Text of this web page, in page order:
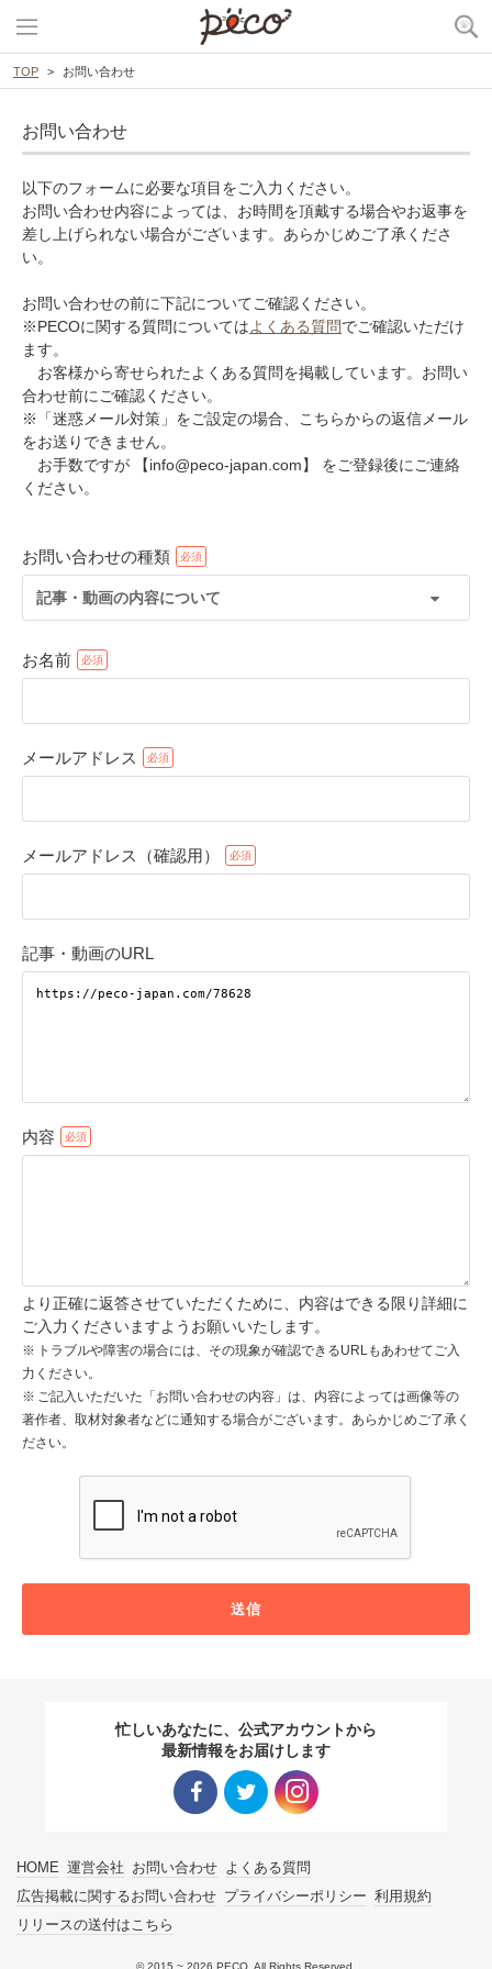
TOP お問い合わせ
お問い合わせ
以下のフォームに必要な項目をご入力ください。
お問い合わせ内容によっては、お時間を頂戴する場合やお返事を
差し上げられない場合がございます。あらかじめご了承くださ
い。
お問い合わせの前に下記についてご確認ください。
※PECOに関する質問についてはよくある質問でご確認いただけ
ます。
お客様から寄せられたよくある質問を掲載しています。お問い
合わせ前にご確認ください。
※「迷惑メール対策」をご設定の場合、こちらからの返信メール
をお送りできません。
お手数ですが 【info@peco-japan.com】 をご登録後にご連絡
ください。
お問い合わせの種類
記事・動画の内容について
お名前
メールアドレス
メールアドレス（確認用）
記事・動画のURL
内容
より正確に返答させていただくために、内容はできる限り詳細に
ご入力くださいますようお願いいたします。
トラブルや障害の場合には、その現象が確認できるURLもあわせてご入
力ください。
ご記入いただいた「お問い合わせの内容」は、内容によっては画像等の
著作者、取材対象者などに通知する場合がございます。あらかじめご了承く
ださい。
送信
忙しいあなたに、公式アカウントから
最新情報をお届けします
HOME 運営会社 お問い合わせ よくある質問
広告掲載に関するお問い合わせ プライバシーポリシー 利用規約
リリースの送付はこちら
© 2015 ~ 2026 PECO. All Rights Reserved.
アプリで開く